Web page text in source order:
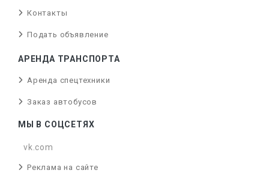
Контакты
Подать объявление
АРЕНДА ТРАНСПОРТА
Аренда спецтехники
Заказ автобусов
МЫ В СОЦСЕТЯХ
vk.com
Реклама на сайте